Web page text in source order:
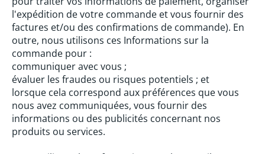
l'expédition de votre commande et vous fournir des
factures et/ou des confirmations de commande). En
outre, nous utilisons ces Informations sur la
commande pour :
communiquer avec vous ;
évaluer les fraudes ou risques potentiels ; et
lorsque cela correspond aux préférences que vous
nous avez communiquées, vous fournir des
informations ou des publicités concernant nos
produits ou services.